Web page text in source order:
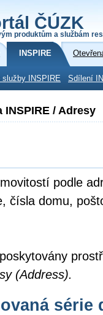
ČÚZK
produktům a službám
INSPIRE
INSPIRE Sdílení
INSPIRE / Adresy
podle
čísla domu,
(Address).
série